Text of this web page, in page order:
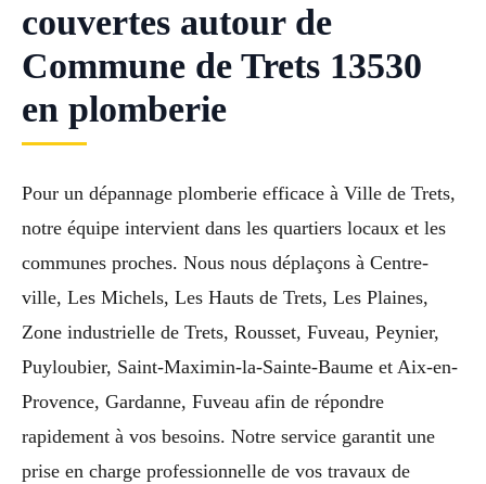
couvertes autour de
Commune de Trets 13530
en plomberie
Pour un dépannage plomberie efficace à Ville de Trets,
notre équipe intervient dans les quartiers locaux et les
communes proches. Nous nous déplaçons à Centre-
ville, Les Michels, Les Hauts de Trets, Les Plaines,
Zone industrielle de Trets, Rousset, Fuveau, Peynier,
Puyloubier, Saint-Maximin-la-Sainte-Baume et Aix-en-
Provence, Gardanne, Fuveau afin de répondre
rapidement à vos besoins. Notre service garantit une
prise en charge professionnelle de vos travaux de